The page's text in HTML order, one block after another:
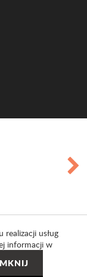
usług
informacji w